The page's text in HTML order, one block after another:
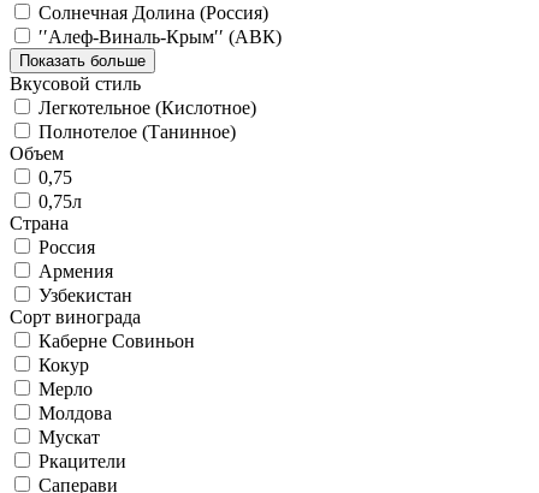
Солнечная Долина (Россия)
′′Алеф-Виналь-Крым′′ (АВК)
Показать больше
Вкусовой стиль
Легкотельное (Кислотное)
Полнотелое (Танинное)
Объем
0,75
0,75л
Страна
Россия
Армения
Узбекистан
Сорт винограда
Каберне Совиньон
Кокур
Мерло
Молдова
Мускат
Ркацители
Саперави